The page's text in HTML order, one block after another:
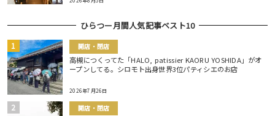
ひらつー月間人気記事ベスト10
開店・閉店
高槻につくってた「HALO, patissier KAORU YOSHIDA」がオ
ープンしてる。シロモト出身世界3位パティシエのお店
2026年7月26日
開店・閉店